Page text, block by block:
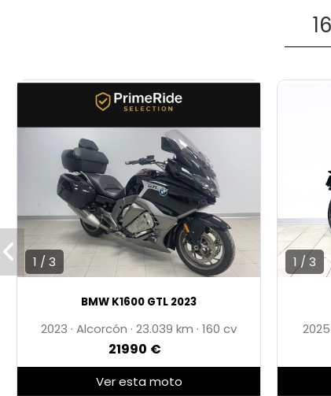
* ENVÍO DISPONIBLE
* FINANCIACIÓN DISPONIBLE
* VEHÍCULO CON IVA DEDUCIBLE
Pídenos información sin compromiso. Te invitamos
instalaciones y podrás ver la moto. Moto ubicada en
53, 28922, Alcorcón, Madrid.
1 / 3
BMW K1600 GTL 2023
2023 · Alcorcón · 23.039 · 160 cv
21990 €
Ver esta moto
1 / 3
2025